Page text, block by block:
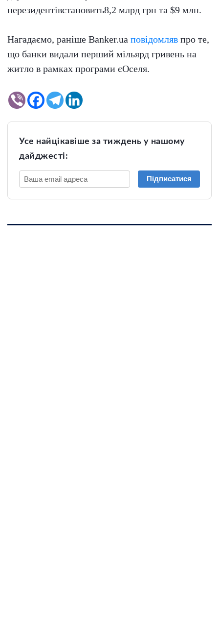
нерезидентівстановить8,2 млрд грн та $9 млн.
Нагадаємо, раніше Banker.ua повідомляв про те,
що банки видали перший мільярд гривень на
житло в рамках програми єОселя.
Усе найцікавіше за тиждень у нашому
дайджесті:
Підписатися